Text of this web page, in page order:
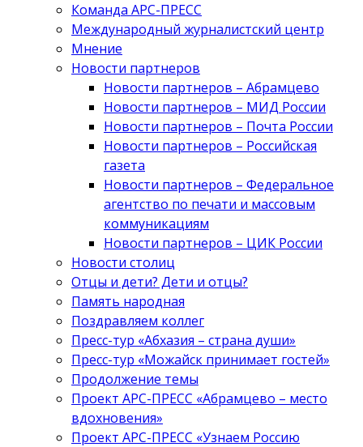
Команда АРС-ПРЕСС
Международный журналистский центр
Мнение
Новости партнеров
Новости партнеров – Абрамцево
Новости партнеров – МИД России
Новости партнеров – Почта России
Новости партнеров – Российская
газета
Новости партнеров – Федеральное
агентство по печати и массовым
коммуникациям
Новости партнеров – ЦИК России
Новости столиц
Отцы и дети? Дети и отцы?
Память народная
Поздравляем коллег
Пресс-тур «Абхазия – страна души»
Пресс-тур «Можайск принимает гостей»
Продолжение темы
Проект АРС-ПРЕСС «Абрамцево – место
вдохновения»
Проект АРС-ПРЕСС «Узнаем Россию